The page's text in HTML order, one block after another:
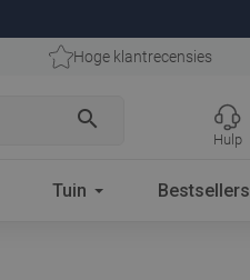
Hoge klantrecensies
search
Hulp
Tuin Bestsellers